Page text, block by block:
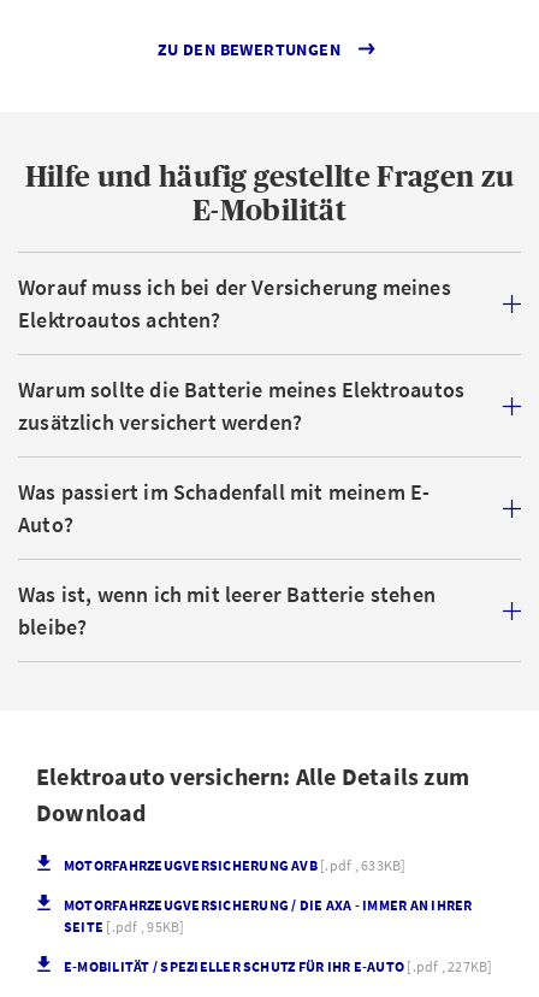
ZU DEN BEWERTUNGEN
Hilfe und häufig gestellte Fragen zu
E-Mobilität
Worauf muss ich bei der Versicherung meines
Elektroautos achten?
Warum sollte die Batterie meines Elektroautos
zusätzlich versichert werden?
Was passiert im Schadenfall mit meinem E-
Auto?
Was ist, wenn ich mit leerer Batterie stehen
bleibe?
Elektroauto versichern: Alle Details zum
Download
MOTORFAHRZEUGVERSICHERUNG AVB [.pdf , 633KB]
MOTORFAHRZEUGVERSICHERUNG / DIE AXA - IMMER AN IHRER
SEITE [.pdf , 95KB]
E-MOBILITÄT / SPEZIELLER SCHUTZ FÜR IHR E-AUTO [.pdf , 227KB]